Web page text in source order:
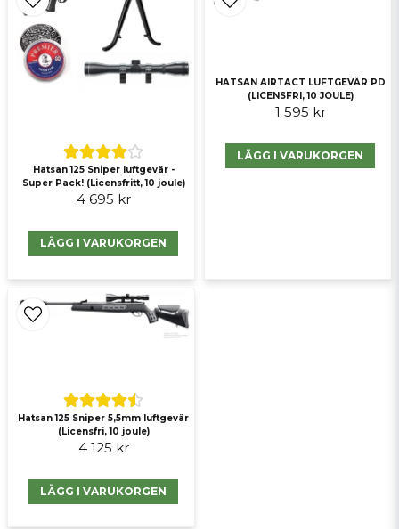
Ja, ni får publicera min fråga
Hatsan 125 Sniper luftgevär -
Super Pack! (Licensfritt, 10 joule)
4 695 kr
LÄGG I VARUKORGEN
HATSAN AIRTACT LUFTGEVÄR PD
(LICENSFRI, 10 JOULE)
1 595 kr
LÄGG I VARUKORGEN
Hatsan 125 Sniper 5,5mm luftgevär
(Licensfri, 10 joule)
4 125 kr
LÄGG I VARUKORGEN